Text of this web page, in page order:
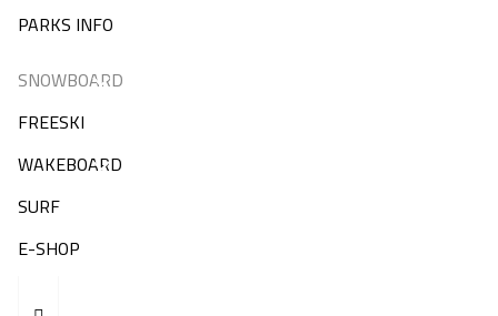
PARKS INFO
SNOWBOARD
FREESKI
WAKEBOARD
SURF
E-SHOP